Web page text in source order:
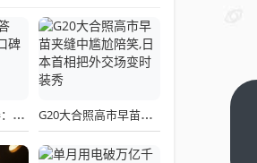
海信视像双面答卷：业绩亮眼与口碑裂缝 G20大合照高市早苗夹缝中尴尬陪笑,日本首相把外交场变时装秀